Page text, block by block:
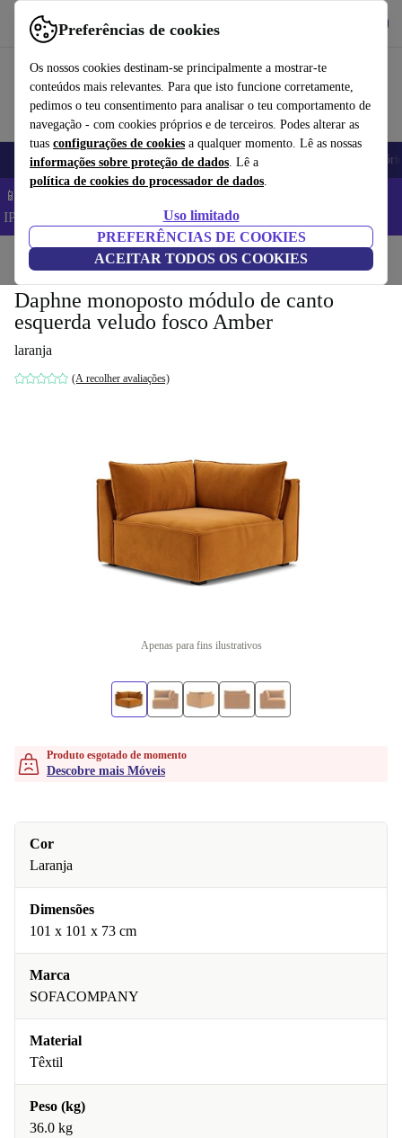
Preferências de cookies
Os nossos cookies destinam-se principalmente a mostrar-te
conteúdos mais relevantes. Para que isto funcione corretamente,
pedimos o teu consentimento para analisar o teu comportamento de
navegação - com cookies próprios e de terceiros. Podes alterar as
tuas configurações de cookies a qualquer momento. Lê as nossas
informações sobre proteção de dados. Lê a
política de cookies do processador de dados.
Uso limitado
PREFERÊNCIAS DE COOKIES
ACEITAR TODOS OS COOKIES
Use o refurbed de forma rápida e fácil
Telemóveis Computadores Portáteis Tablets
📱 Poupa 5% EXTRA em todos os iPhones – Código:
IPHONEDEAL –
Início Casa Móveis
Daphne monoposto módulo de canto
esquerda veludo fosco Amber
laranja
(A recolher avaliações)
Apenas para fins ilustrativos
Produto esgotado de momento
Descobre mais Móveis
Cor
Laranja
Dimensões
101 x 101 x 73 cm
Marca
SOFACOMPANY
Material
Têxtil
Peso (kg)
36.0 kg